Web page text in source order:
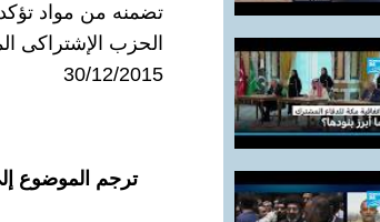
تضمنه من مواد
الحزب الإشتراكى
30/12/2015
ترجم الموضوع